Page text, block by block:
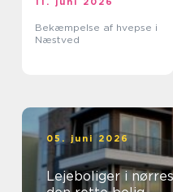
Bekæmpelse af hvepse i
Næstved
05. juni 2026
Lejeboliger i nørresundby